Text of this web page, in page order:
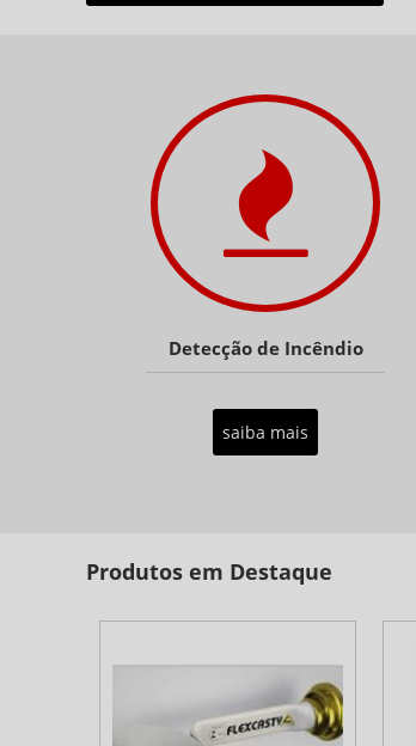
Detecção de Incêndio
saiba mais
Produtos em Destaque